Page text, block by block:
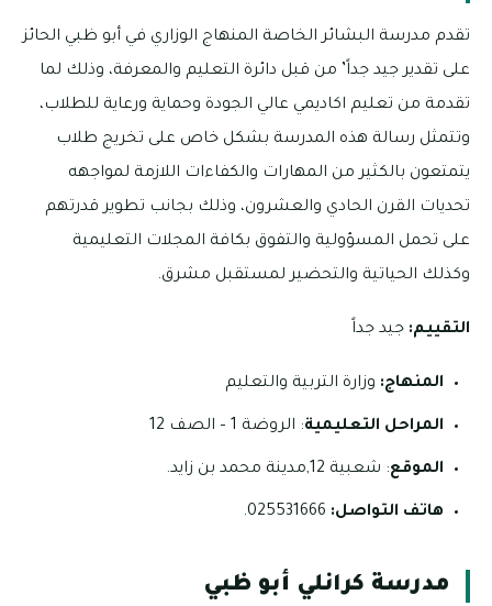
تقدم مدرسة البشائر الخاصة المنهاج الوزاري في أبو ظبي الحائز
على تقدير جيد جداً’ من قبل دائرة التعليم والمعرفة، وذلك لما
تقدمة من تعليم اكاديمي عالي الجودة وحماية ورعاية للطلاب،
وتتمثل رسالة هذه المدرسة بشكل خاص على تخريج طلاب
يتمتعون بالكثير من المهارات والكفاءات اللازمة لمواجهه
تحديات القرن الحادي والعشرون، وذلك بجانب تطوير قدرتهم
على تحمل المسؤولية والتفوق بكافة المجلات التعليمية
وكذلك الحياتية والتحضير لمستقبل مشرق.
التقييم: جيد جداً
المنهاج: وزارة التربية والتعليم
المراحل التعليمية: الروضة 1 – الصف 12
الموقع: شعبية 12,مدينة محمد بن زايد.
هاتف التواصل:
مدرسة كرانلي أبو ظبي